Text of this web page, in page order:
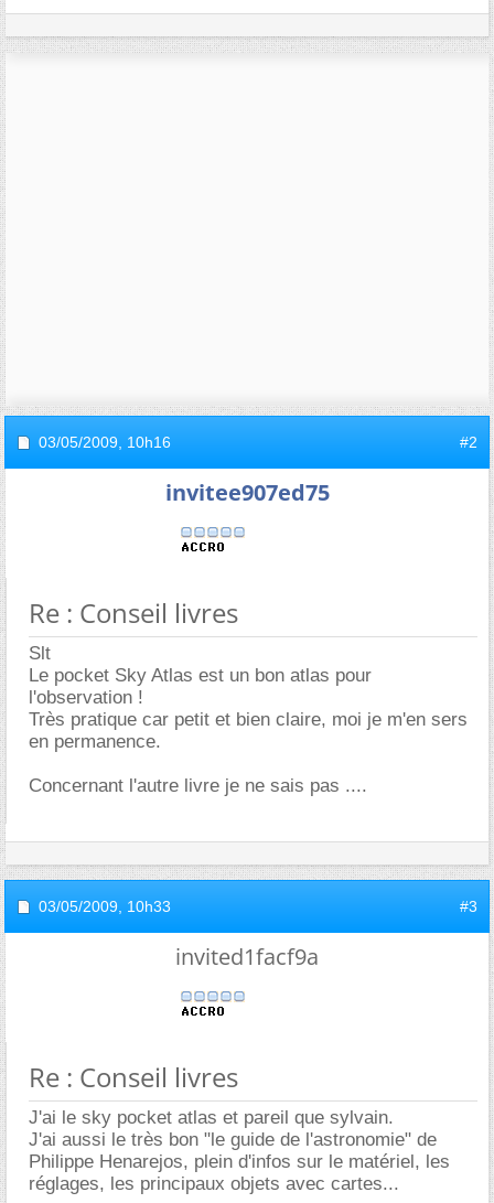
03/05/2009, 10h16 #2
invitee907ed75
Re : Conseil livres
Slt
Le pocket Sky Atlas est un bon atlas pour
l'observation !
Très pratique car petit et bien claire, moi je m'en sers
en permanence.
Concernant l'autre livre je ne sais pas ....
03/05/2009, 10h33 #3
invited1facf9a
Re : Conseil livres
J'ai le sky pocket atlas et pareil que sylvain.
J'ai aussi le très bon "le guide de l'astronomie" de
Philippe Henarejos, plein d'infos sur le matériel, les
réglages, les principaux objets avec cartes...